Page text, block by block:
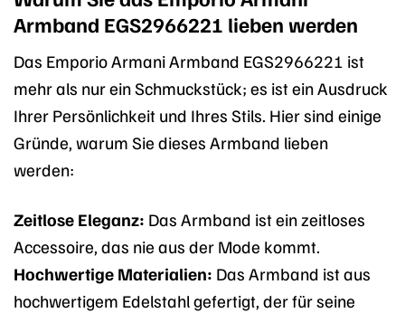
Armband EGS2966221 lieben werden
Das Emporio Armani Armband EGS2966221 ist
mehr als nur ein Schmuckstück; es ist ein Ausdruck
Ihrer Persönlichkeit und Ihres Stils. Hier sind einige
Gründe, warum Sie dieses Armband lieben
werden:
Zeitlose Eleganz: Das Armband ist ein zeitloses
Accessoire, das nie aus der Mode kommt.
Hochwertige Materialien: Das Armband ist aus
hochwertigem Edelstahl gefertigt, der für seine